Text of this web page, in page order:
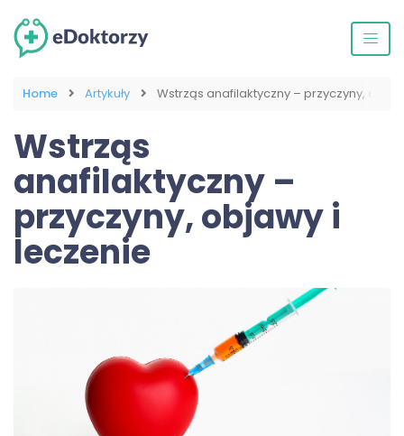
Home Artykuły Wstrząs anafilaktyczny – przyczyny,
Wstrząs
anafilaktyczny –
przyczyny, objawy i
leczenie